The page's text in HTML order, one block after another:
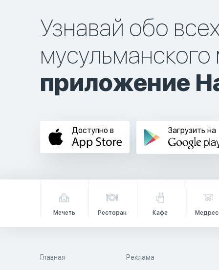
Узнавай обо
приложение
Доступно в Загрузить на
Мечеть Ресторан Кафе
Главная Реклама